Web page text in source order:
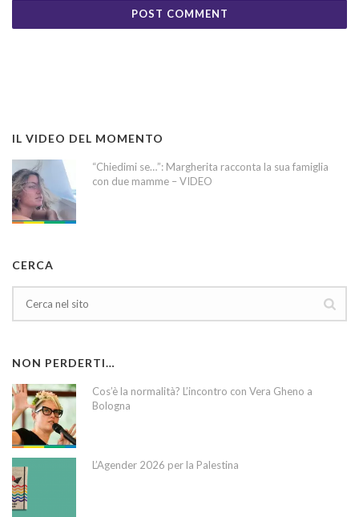
IL VIDEO DEL MOMENTO
“Chiedimi se…”: Margherita racconta la sua famiglia
con due mamme – VIDEO
CERCA
NON PERDERTI…
Cos’è la normalità? L’incontro con Vera Gheno a
Bologna
L’Agender 2026 per la Palestina